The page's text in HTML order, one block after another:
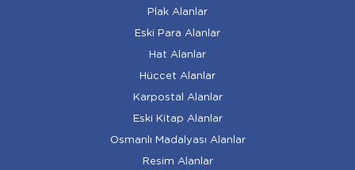
Plak Alanlar
Eski Para Alanlar
Hat Alanlar
Hüccet Alanlar
Karpostal Alanlar
Eski Kitap Alanlar
Osmanlı Madalyası Alanlar
Resim Alanlar